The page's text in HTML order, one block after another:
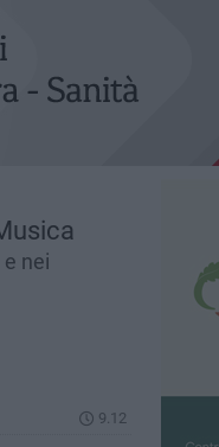
nei
9.12